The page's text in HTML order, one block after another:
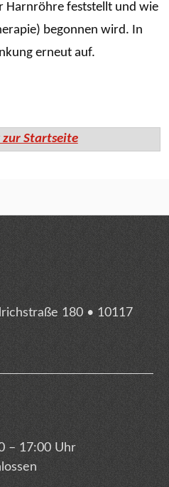
Harnröhre feststellt und wie
begonnen wird. In
erneut auf.
zur Startseite
180 • 10117
– 17:00 Uhr